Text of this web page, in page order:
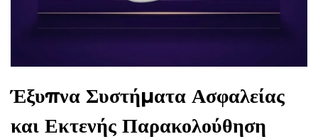
Έξυπνα Συστήματα Ασφαλείας
και Εκτενής Παρακολούθηση